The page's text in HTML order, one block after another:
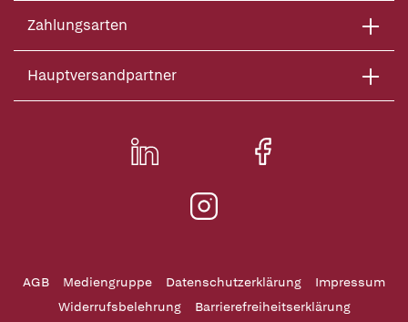
Zahlungsarten
Hauptversandpartner
AGB Mediengruppe Datenschutzerklärung
Impressum
Widerrufsbelehrung
Barrierefreiheitserklärung